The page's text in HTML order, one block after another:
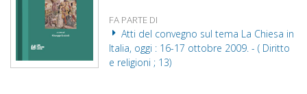
FA PARTE DI
Atti del convegno sul tema La Chiesa in
Italia, oggi : 16-17 ottobre 2009. - ( Diritto
e religioni ; 13)